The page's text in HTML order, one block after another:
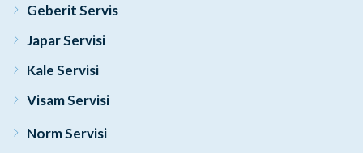
Geberit Servis
Japar Servisi
Kale Servisi
Visam Servisi
Norm Servisi